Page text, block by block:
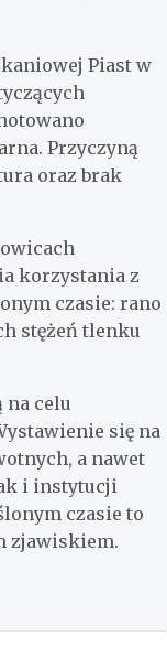
Piast w
Przyczyną
oraz brak
korzystania z
czasie: rano
stężeń tlenku
na celu
się na
a nawet
i instytucji
czasie to
zjawiskiem.